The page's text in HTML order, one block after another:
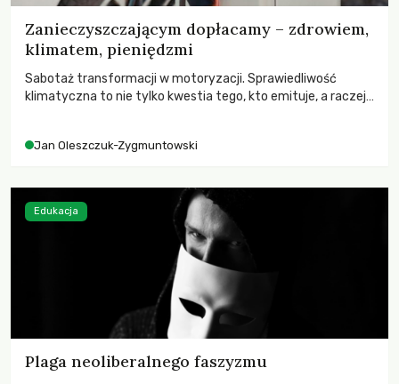
Zanieczyszczającym dopłacamy – zdrowiem,
klimatem, pieniędzmi
Sabotaż transformacji w motoryzacji. Sprawiedliwość
klimatyczna to nie tylko kwestia tego, kto emituje, a raczej
Jan Oleszczuk-Zygmuntowski
Plaga neoliberalnego faszyzmu
Edukacja